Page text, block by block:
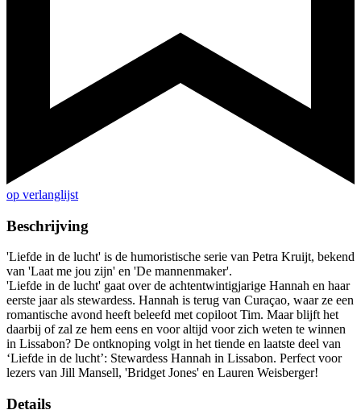
op verlanglijst
Beschrijving
'Liefde in de lucht' is de humoristische serie van Petra Kruijt, bekend
van 'Laat me jou zijn' en 'De mannenmaker'.
'Liefde in de lucht' gaat over de achtentwintigjarige Hannah en haar
eerste jaar als stewardess. Hannah is terug van Curaçao, waar ze een
romantische avond heeft beleefd met copiloot Tim. Maar blijft het
daarbij of zal ze hem eens en voor altijd voor zich weten te winnen
in Lissabon? De ontknoping volgt in het tiende en laatste deel van
‘Liefde in de lucht’: Stewardess Hannah in Lissabon. Perfect voor
lezers van Jill Mansell, 'Bridget Jones' en Lauren Weisberger!
Details